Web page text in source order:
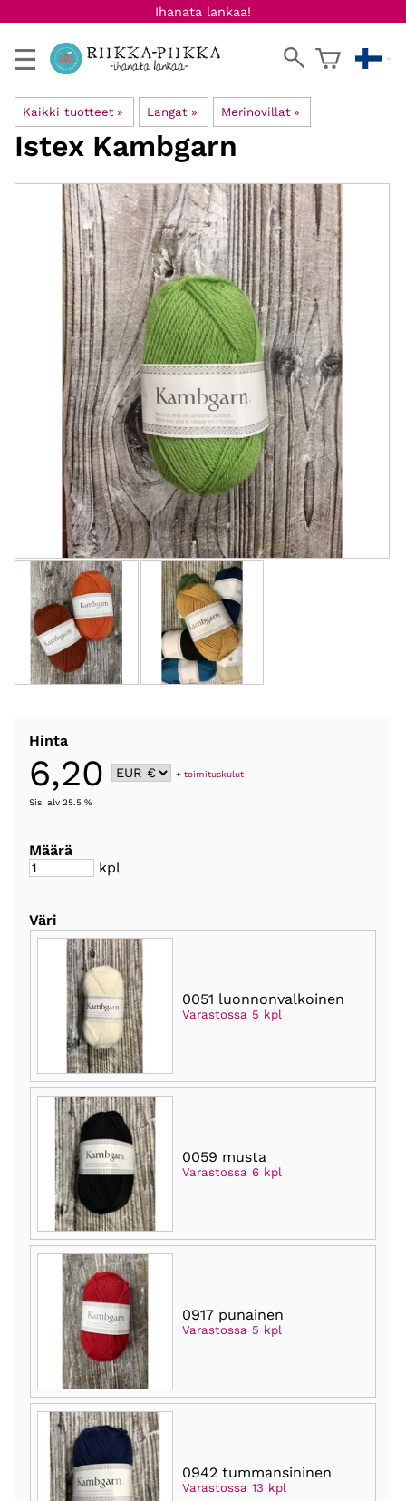
Ihanata lankaa!
Kaikki tuotteet ‪» Langat ‪» Merinovillat ‪»
Istex Kambgarn
Hinta
6,20 +toimituskulut
Sis. alv 25.5 %
Määrä
kpl
Väri
0051 luonnonvalkoinen
Varastossa 5 kpl
0059 musta
Varastossa 6 kpl
0917 punainen
Varastossa 5 kpl
0942 tummansininen
Varastossa 13 kpl